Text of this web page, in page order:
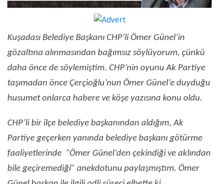
Kuşadası Belediye Başkanı CHP’li Ömer Günel’in
gözaltına alınmasından bağımsız söylüyorum, çünkü
daha önce de söylemiştim. CHP’nin oyunu Ak Partiye
taşımadan önce Çerçioğlu’nun Ömer Günel’e duyduğu
husumet onlarca habere ve köşe yazısına konu oldu.
CHP’li bir ilçe belediye başkanından aldığım, Ak
Partiye geçerken yanında belediye başkanı götürme
faaliyetlerinde “Ömer Günel’den çekindiği ve aklından
bile geçiremediği” anekdotunu paylaşmıştım. Ömer